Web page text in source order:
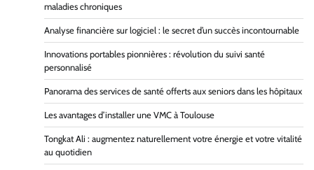
maladies chroniques
Analyse financière sur logiciel : le secret d’un succès incontournable
Innovations portables pionnières : révolution du suivi santé
personnalisé
Panorama des services de santé offerts aux seniors dans les hôpitaux
Les avantages d’installer une VMC à Toulouse
Tongkat Ali : augmentez naturellement votre énergie et votre vitalité
au quotidien